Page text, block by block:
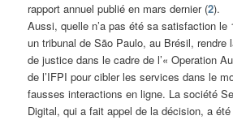
rapport annuel publié en mars dernier (2).
Aussi, quelle n’a pas été sa satisfaction le
un tribunal de São Paulo, au Brésil, rendre
de justice dans le cadre de l’« Operation
de l’IFPI pour cibler les services dans le
fausses interactions en ligne. La société
Digital, qui a fait appel de la décision, a